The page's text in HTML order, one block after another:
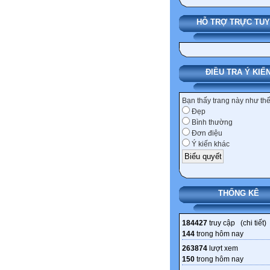
HỖ TRỢ TRỰC
ĐIỀU TRA Ý KIẾN
Bạn thấy trang này như
Đẹp
Bình thường
Đơn điệu
Ý kiến khác
THỐNG KÊ
184427 truy cập (chi tiết)
144 trong hôm nay
263874 lượt xem
150 trong hôm nay